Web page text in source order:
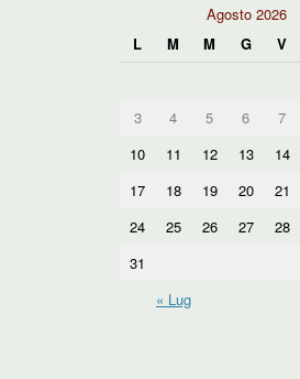
Agosto 2026
L
M M G V
3
4 5 6 7
10
11 12 13 14
17
18 19 20 21
24
25 26 27 28
31
« Lug